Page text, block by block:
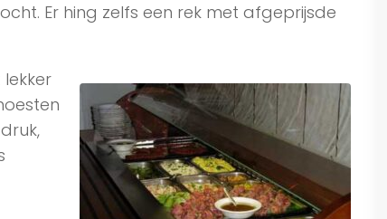
Er hing zelfs een rek met afgeprijsde